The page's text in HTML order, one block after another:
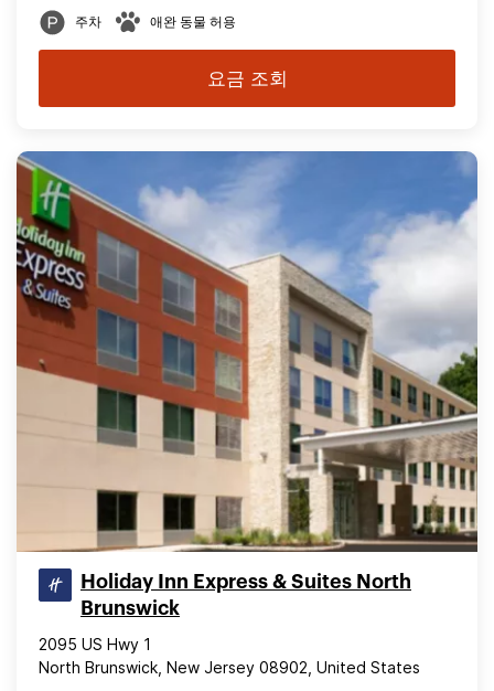
주차 애완 동물 허용
요금 조회
Holiday Inn Express & Suites North
Brunswick
2095 US Hwy 1
North Brunswick, New Jersey 08902, United States